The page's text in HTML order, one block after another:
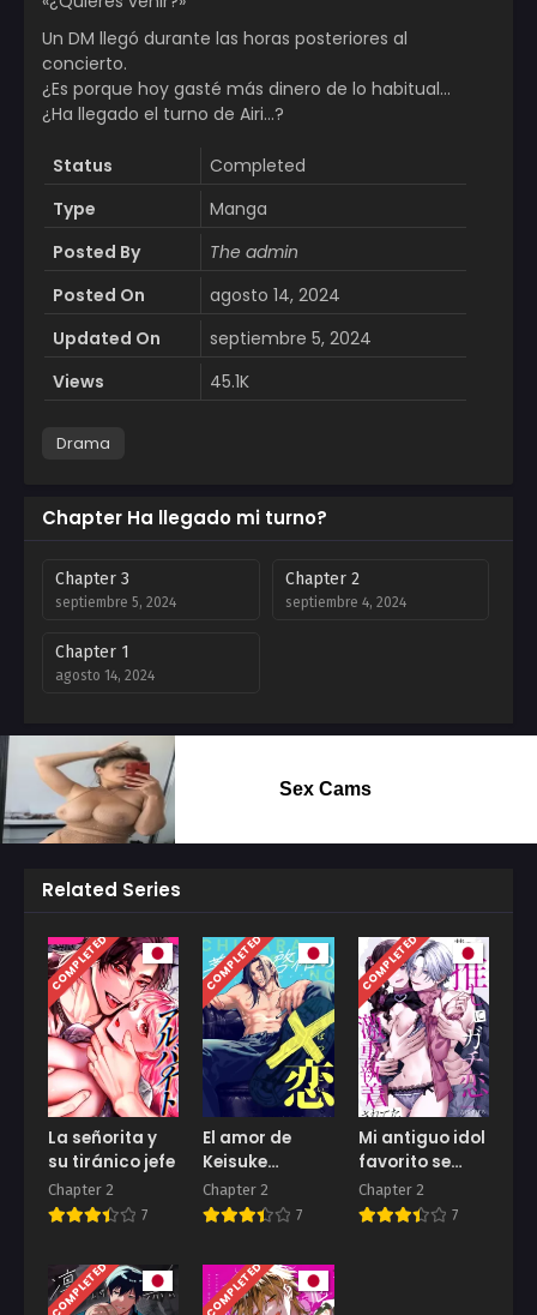
Un DM llegó durante las horas posteriores al
concierto.
¿Es porque hoy gasté más dinero de lo habitual…
¿Ha llegado el turno de Airi…?
Status
Completed
Type
Manga
Posted By
The admin
Posted On
agosto 14, 2024
Updated On
septiembre 5, 2024
Views
45.1K
Drama
Chapter Ha llegado mi turno?
Chapter 3
septiembre 5, 2024
Chapter 2
septiembre 4, 2024
Chapter 1
agosto 14, 2024
Sex Cams
Related Series
COMPLETED
La señorita y
su tiránico jefe
Chapter 2
7
COMPLETED
El amor de
Keisuke
Kayahara
Chapter 2
7
COMPLETED
Mi antiguo idol
favorito se
obsesionó
conmigo
Chapter 2
7
COMPLETED COMPLETED